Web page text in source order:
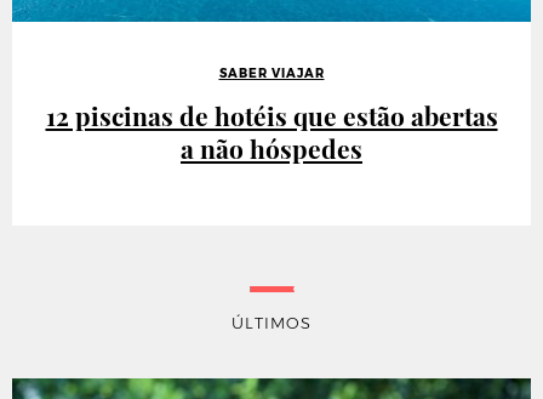
SABER VIAJAR
12 piscinas de hotéis que estão abertas
a não hóspedes
ÚLTIMOS